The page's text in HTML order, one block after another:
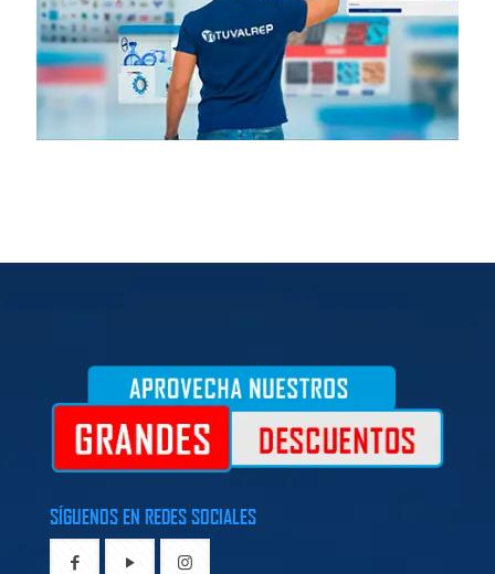
SÍGUENOS EN REDES SOCIALES